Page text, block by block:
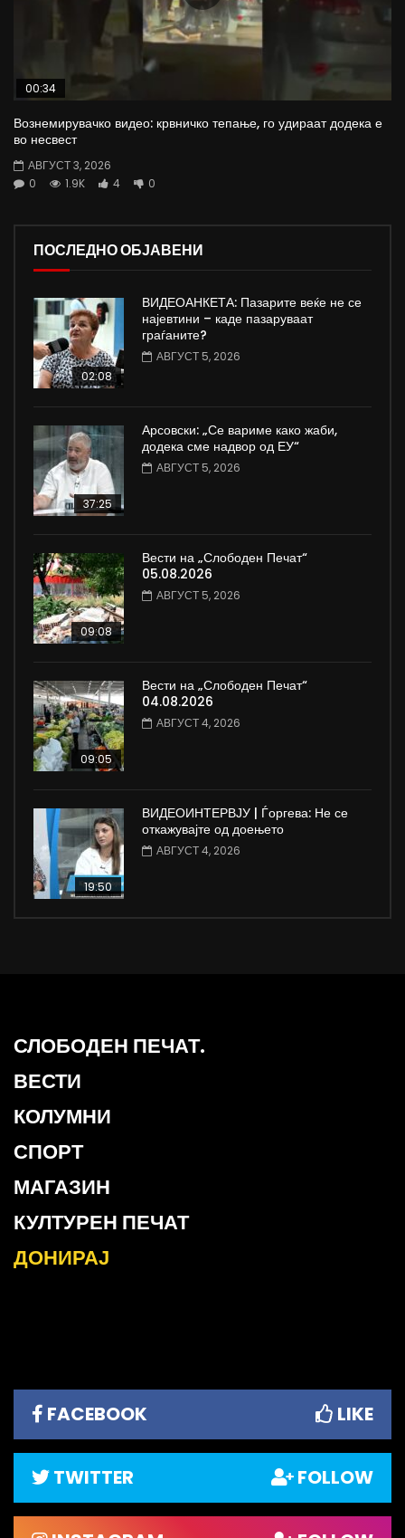
00:34
Вознемирувачко видео: крвничко тепање, го удираат додека е
во несвест
АВГУСТ 3, 2026
0
1.9K 4 0
ПОСЛЕДНО ОБЈАВЕНИ
02:08
ВИДЕОАНКЕТА: Пазарите веќе не се
најевтини – каде пазаруваат
граѓаните?
АВГУСТ 5, 2026
37:25
Арсовски: „Се вариме како жаби,
додека сме надвор од ЕУ“
АВГУСТ 5, 2026
09:08
Вести на „Слободен Печат“
05.08.2026
АВГУСТ 5, 2026
09:05
Вести на „Слободен Печат“
04.08.2026
АВГУСТ 4, 2026
19:50
ВИДЕОИНТЕРВЈУ | Ѓоргева: Не се
откажувајте од доењето
АВГУСТ 4, 2026
СЛОБОДЕН ПЕЧАТ.
ВЕСТИ
КОЛУМНИ
СПОРТ
МАГАЗИН
КУЛТУРЕН ПЕЧАТ
ДОНИРАЈ
FACEBOOK LIKE
TWITTER FOLLOW